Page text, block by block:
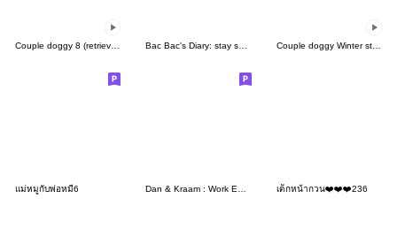
Couple doggy 8 (retriever) Bac Bac's Diary: stay safe everyone Couple doggy Winter story
แม่หมูกับพ่อหมี6 เด็กหน้ากวน❤️❤️❤️236